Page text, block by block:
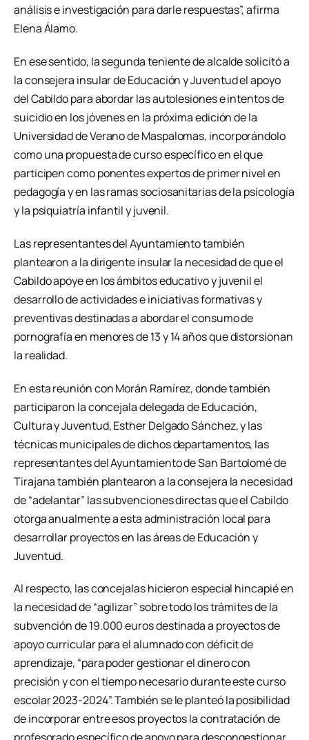
análisis e investigación para darle respuestas”, afirma
Elena Álamo.
En ese sentido, la segunda teniente de alcalde solicitó a
la consejera insular de Educación y Juventud el apoyo
del Cabildo para abordar las autolesiones e intentos de
suicidio en los jóvenes en la próxima edición de la
Universidad de Verano de Maspalomas, incorporándolo
como una propuesta de curso específico en el que
participen como ponentes expertos de primer nivel en
pedagogía y en las ramas sociosanitarias de la psicología
y la psiquiatría infantil y juvenil.
Las representantes del Ayuntamiento también
plantearon a la dirigente insular la necesidad de que el
Cabildo apoye en los ámbitos educativo y juvenil el
desarrollo de actividades e iniciativas formativas y
preventivas destinadas a abordar el consumo de
pornografía en menores de 13 y 14 años que distorsionan
la realidad.
En esta reunión con Morán Ramírez, donde también
participaron la concejala delegada de Educación,
Cultura y Juventud, Esther Delgado Sánchez, y las
técnicas municipales de dichos departamentos, las
representantes del Ayuntamiento de San Bartolomé de
Tirajana también plantearon a la consejera la necesidad
de “adelantar” las subvenciones directas que el Cabildo
otorga anualmente a esta administración local para
desarrollar proyectos en las áreas de Educación y
Juventud.
Al respecto, las concejalas hicieron especial hincapié en
la necesidad de “agilizar” sobre todo los trámites de la
subvención de 19.000 euros destinada a proyectos de
apoyo curricular para el alumnado con déficit de
aprendizaje, “para poder gestionar el dinero con
precisión y con el tiempo necesario durante este curso
escolar 2023-2024”. También se le planteó la posibilidad
de incorporar entre esos proyectos la contratación de